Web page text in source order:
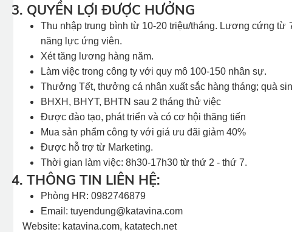
3. QUYỀN LỢI ĐƯỢC HƯỞNG
Thu nhập trung bình từ 10-20 triệu/tháng. Lương cứng từ
năng lực ứng viên.
Xét tăng lương hàng năm.
Làm việc trong công ty với quy mô 100-150 nhân sự.
Thưởng Tết, thưởng cá nhân xuất sắc hàng tháng; quà
BHXH, BHYT, BHTN sau 2 tháng thử việc
Được đào tạo, phát triển và có cơ hội thăng tiến
Mua sản phẩm công ty với giá ưu đãi giảm 40%
Được hỗ trợ từ Marketing.
Thời gian làm việc: 8h30-17h30 từ thứ 2 - thứ 7.
4. THÔNG TIN LIÊN HỆ:
Phòng HR: 0982746879
Email: tuyendung@katavina.com
Website: katavina.com, katatech.net